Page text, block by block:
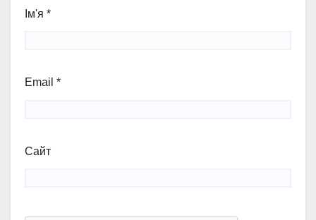
Ім'я *
Email *
Сайт